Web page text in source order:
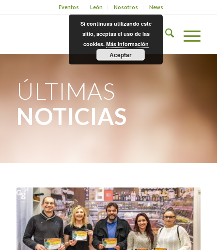
Eventos León Nosotros News
ÚLTIMAS
NOTICIAS
Si continuas utilizando este
sitio, aceptas el uso de las
cookies. Más información
Aceptar